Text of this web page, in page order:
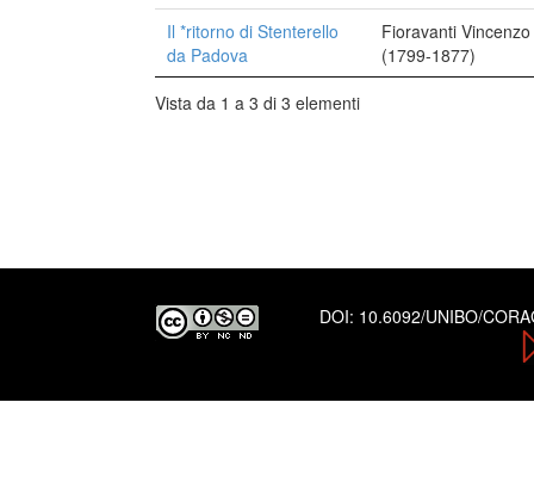
Il *ritorno di Stenterello
da Padova
Fioravanti Vincenzo
(1799-1877)
Vista da 1 a 3 di 3 elementi
DOI: 10.6092/UNIBO/